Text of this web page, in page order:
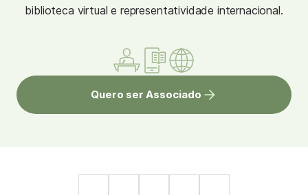
biblioteca virtual e representatividade internacional.
Quero ser Associado